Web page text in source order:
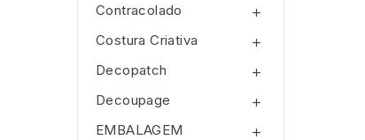
Contracolado 
Costura Criativa 
Decopatch 
Decoupage 
EMBALAGEM 